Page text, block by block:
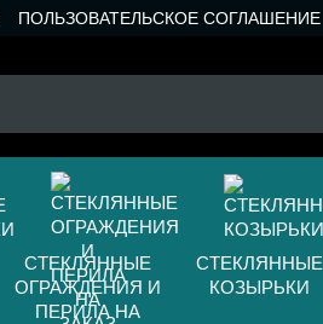
ПОЛЬЗОВАТЕЛЬСКОЕ СОГЛАШЕНИЕ
СТЕКЛЯННЫЕ
ОГРАЖДЕНИЯ И
ПЕРИЛА НА
СТЕКЛЯННЫЕ
КОЗЫРЬКИ